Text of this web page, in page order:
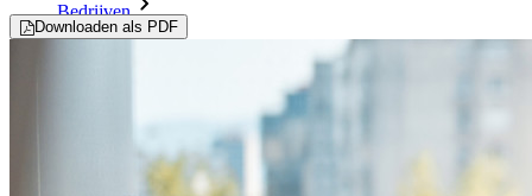
Bedrijven
Talloze bedrijven en enterprises kiezen Bitwarden om hun
Developer-producten
Downloaden als PDF